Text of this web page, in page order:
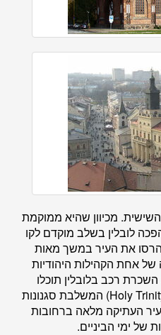
מכיוון שהיא ממוקמת
לובלין בשלב מוקדם לקו
את העיר במשך מאות
של אחת הקהילות היהודיות
רכב בלובלין תוכלו
לחפש את הקפלה (Holy Trinity Chapel) המשלבת סגנונות
העתיקה מלאה ברחובות
של ימי הביניים.